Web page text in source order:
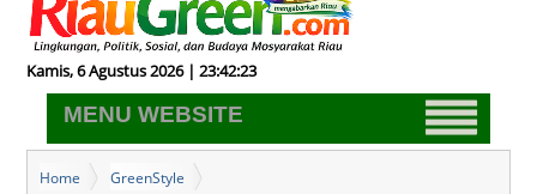
Kamis, 6 Agustus 2026 | 23:42:23
MENU WEBSITE
Home
GreenStyle